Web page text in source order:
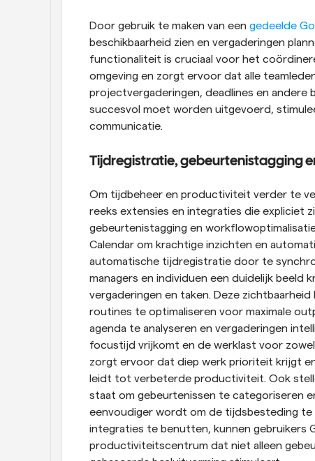
Door gebruik te maken van een gedeelde
beschikbaarheid zien en vergaderingen
functionaliteit is cruciaal voor het
omgeving en zorgt ervoor dat alle
projectvergaderingen, deadlines en andere
succesvol moet worden uitgevoerd,
communicatie.
Tijdregistratie, gebeurtenistagging
Om tijdbeheer en productiviteit verder te
reeks extensies en integraties die expliciet
gebeurtenistagging en
Calendar om krachtige inzichten en
automatische tijdregistratie door te
managers en individuen een duidelijk beeld
vergaderingen en taken. Deze
routines te optimaliseren voor maximale
agenda te analyseren en vergaderingen
focustijd vrijkomt en de werklast voor
zorgt ervoor dat diep werk prioriteit krijgt
leidt tot verbeterde productiviteit. Ook
staat om gebeurtenissen te categoriseren
eenvoudiger wordt om de tijdsbesteding
integraties te benutten, kunnen gebruikers
productiviteitscentrum dat niet alleen